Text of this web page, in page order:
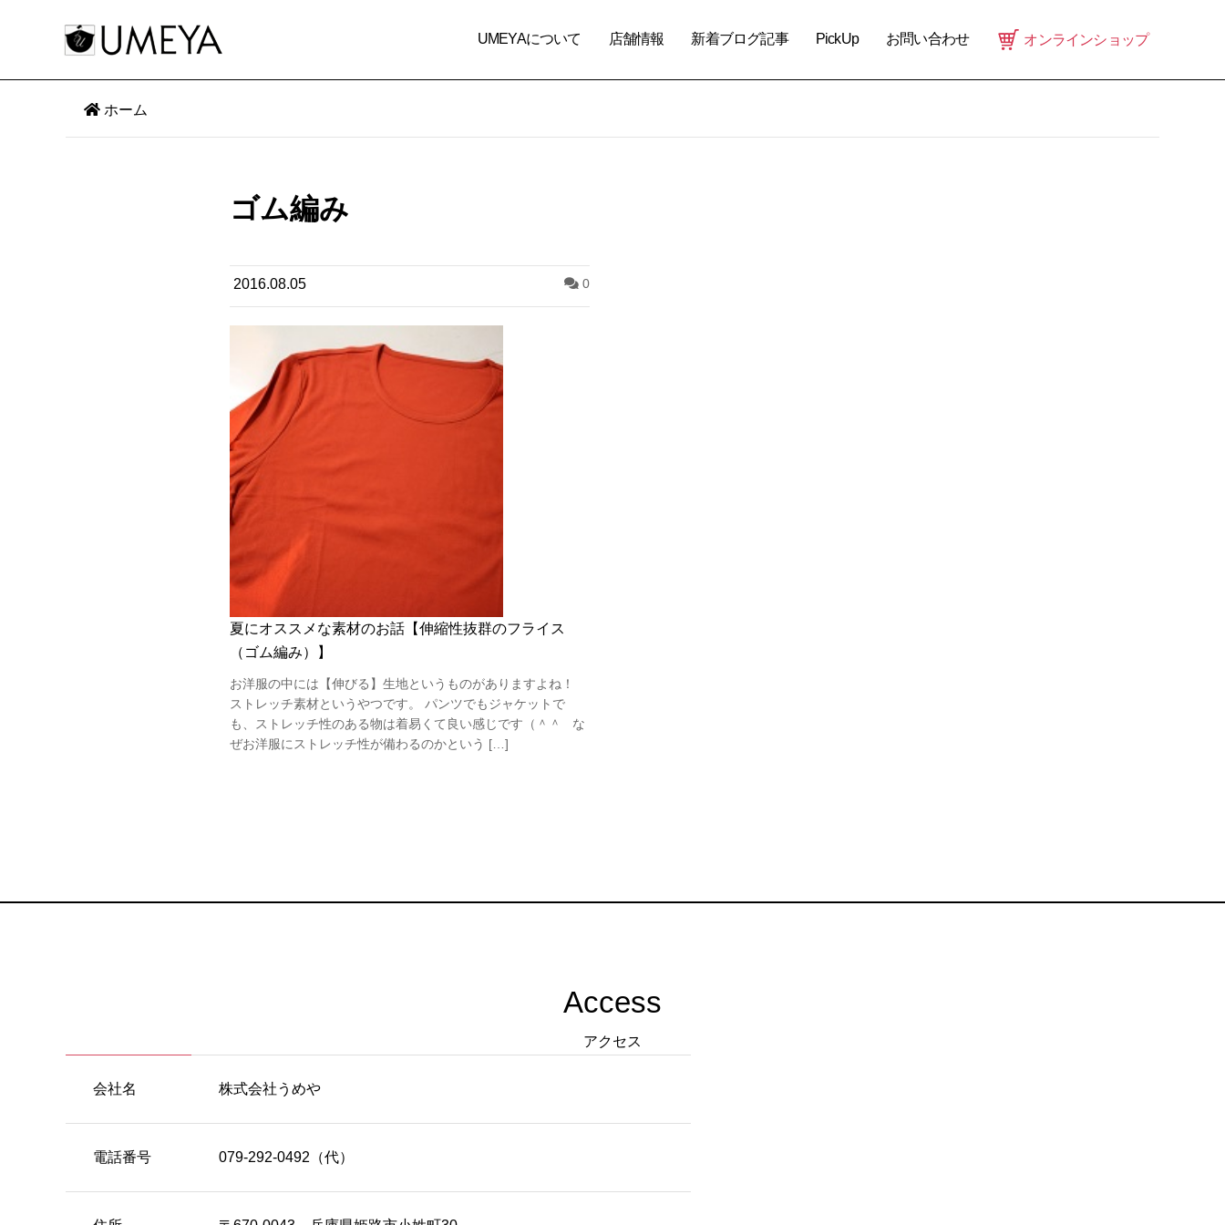
UMEYAについて 店舗情報 新着ブログ記事 PickUp お問い合わせ オンラインショップ
ホーム
ゴム編み
2016.08.05 0
夏にオススメな素材のお話【伸縮性抜群のフライス
（ゴム編み）】
お洋服の中には【伸びる】生地というものがありますよね！
ストレッチ素材というやつです。 パンツでもジャケットで
も、ストレッチ性のある物は着易くて良い感じです（＾＾ な
ぜお洋服にストレッチ性が備わるのかという […]
Access
アクセス
会社名 株式会社うめや
電話番号 079-292-0492（代）